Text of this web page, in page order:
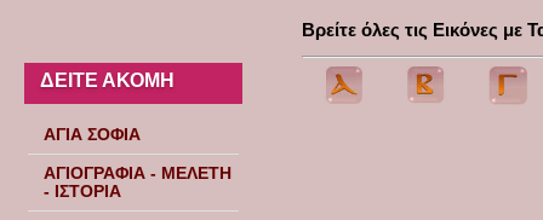
ΔΕΙΤΕ ΑΚΟΜΗ
ΑΓΙΑ ΣΟΦΙΑ
ΑΓΙΟΓΡΑΦΙΑ - ΜΕΛΕΤΗ
- ΙΣΤΟΡΙΑ
Βρείτε όλες τις Εικόνες